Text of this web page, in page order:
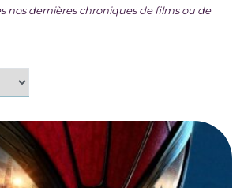
nos dernières chroniques de films ou de